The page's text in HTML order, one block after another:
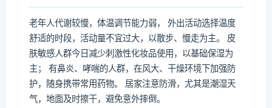
老年人代谢较慢，体温调节能力弱， 外出活动选择温度
舒适的时段，活动量不宜过大，以散步、慢走为主。 皮
肤敏感人群今日减少刺激性化妆品使用，以基础保湿为
主； 有鼻炎、哮喘的人群，在风大、干燥环境下加强防
护，随身携带常用药物。 居家注意防滑，尤其是潮湿天
气，地面及时擦干，避免意外摔倒。